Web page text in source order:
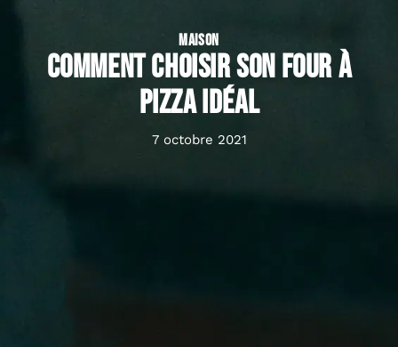
MAISON
Comment choisir son four à
pizza idéal
7 octobre 2021